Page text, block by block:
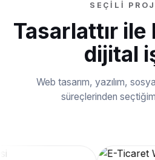
SEÇILI
Tasarlattır ile
dijital
Web tasarım, yazılım,
süreçlerinden